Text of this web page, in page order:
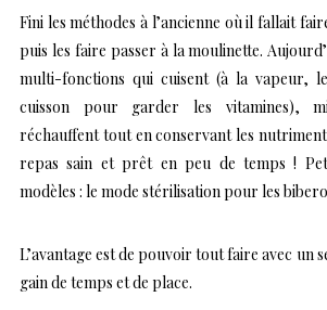
Fini les méthodes à l’ancienne où il fallait
puis les faire passer à la moulinette.
multi-fonctions qui cuisent (à la vapeur,
cuisson pour garder les vitamines),
réchauffent tout en conservant les
repas sain et prêt en peu de temps !
modèles : le mode stérilisation pour les
L’avantage est de pouvoir tout faire avec un
gain de temps et de place.